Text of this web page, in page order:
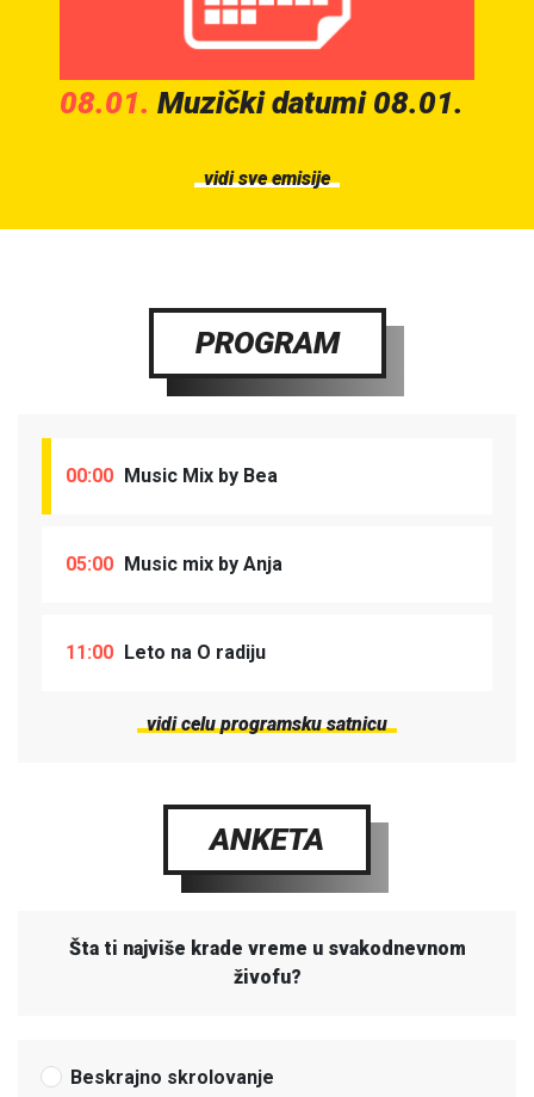
08.01. Muzički datumi 08.01.
vidi sve emisije
PROGRAM
00:00 Music Mix by Bea
05:00 Music mix by Anja
11:00 Leto na O radiju
vidi celu programsku satnicu
ANKETA
Šta ti najviše krade vreme u svakodnevnom
živofu?
Beskrajno skrolovanje